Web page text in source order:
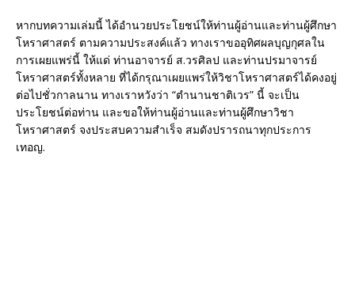
หากบทความเล่มนี้ ได้อำนวยประโยชน์ให้ท่านผู้อ่านและท่านผู้ศึกษา
โหราศาสตร์ ตามความประสงค์แล้ว ทางเราขออุทิศผลบุญกุศลใน
การเผยแพร่นี้ ให้แด่ ท่านอาจารย์ ส.วรศิลป และท่านปรมาจารย์
โหราศาสตร์ทั้งหลาย ที่ได้กรุณาเผยแพร่ให้วิชาโหราศาสตร์ได้คงอยู่
ต่อไปชั่วกาลนาน ทางเราหวังว่า “ตำนานชาติเวร” นี้ จะเป็น
ประโยชน์ต่อท่าน และขอให้ท่านผู้อ่านและท่านผู้ศึกษาวิชา
โหราศาสตร์ จงประสบความสำเร็จ สมดังปรารถนาทุกประการ
เทอญ.